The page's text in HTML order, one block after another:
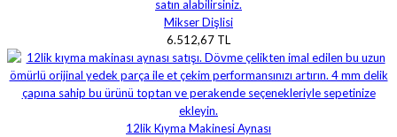
Mikser Dişlisi
6.512,67 TL
12lik Kıyma Makinesi Aynası